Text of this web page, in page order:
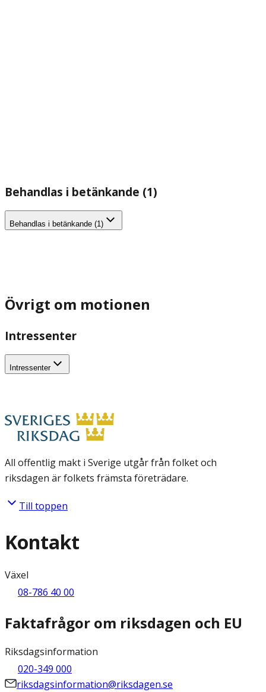
Behandlas i betänkande (1)
Behandlas i betänkande (1)
Övrigt om motionen
Intressenter
Intressenter
All offentlig makt i Sverige utgår från folket och
riksdagen är folkets främsta företrädare.
Till toppen
Kontakt
Växel
08-786 40 00
Faktafrågor om riksdagen och EU
Riksdagsinformation
020-349 000
riksdagsinformation@riksdagen.se